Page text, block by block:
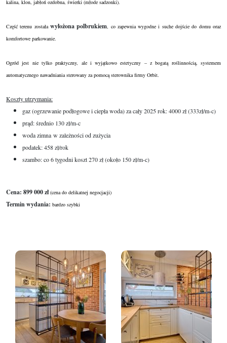
kalina, klon, jabłoń ozdobna, świerki (młode sadzonki).
Część terenu została wyłożona polbrukiem, co zapewnia wygodne i suche dojście do domu oraz
komfortowe parkowanie.
Ogród jest nie tylko praktyczny, ale i wyjątkowo estetyczny – z bogatą roślinnością, systemem
automatycznego nawadniania sterowany za pomocą sterownika firmy Orbit.
Koszty utrzymania:
gaz (ogrzewanie podłogowe i ciepła woda) za cały 2025 rok: 4000 zł (333zł/m-c)
prąd: średnio 130 zł/m-c
woda zimna w zależności od zużycia
podatek: 458 zł/rok
szambo: co 6 tygodni koszt 270 zł (około 150 zł/m-c)
Cena: 899 000 zł(cena do delikatnej negocjacji)
Termin wydania: bardzo szybki